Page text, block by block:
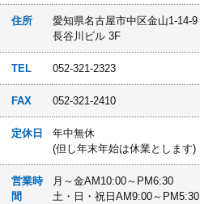
住所
愛知県名古屋市中区金山1-14-9
長谷川ビル 3F
TEL 052-321-2323
FAX 052-321-2410
定休日
年中無休
(但し年末年始は休業とします)
営業時
間
月～金AM10:00～PM6:30
土・日・祝日AM9:00～PM5:30